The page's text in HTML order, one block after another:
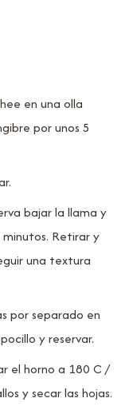
en una olla
por unos 5
bajar la llama y
Retirar y
una textura
por separado en
y reservar.
el horno a 180 C /
y secar las hojas.